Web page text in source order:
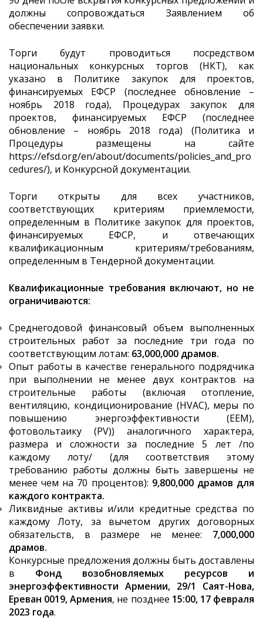
должны сопровождаться Заявлением об
обеспечении заявки.
Торги будут проводиться посредством
национальных конкурсных торгов (НКТ), как
указано в Политике закупок для проектов,
финансируемых ЕФСР (последнее обновление –
ноябрь 2018 года), Процедурах закупок для
проектов, финансируемых ЕФСР (последнее
обновление – ноябрь 2018 года) (Политика и
Процедуры размещены на сайте
https://efsd.org/en/about/documents/policies_and_pro
cedures/), и Конкурсной документации.
Торги открыты для всех участников,
соответствующих критериям приемлемости,
определенным в Политике закупок для проектов,
финансируемых ЕФСР, и отвечающих
квалификационным критериям/требованиям,
определенным в Тендерной документации.
Квалификационные требования включают, но не
ограничиваются:
Среднегодовой финансовый объем выполненных
строительных работ за последние три года по
соответствующим лотам: 63,000,000 драмов.
Опыт работы в качестве генерального подрядчика
при выполнении не менее двух контрактов на
строительные работы (включая отопление,
вентиляцию, кондиционирование (HVAC), меры по
повышению энергоэффективности (EEM),
фотовольтаику (PV)) аналогичного характера,
размера и сложности за последние 5 лет /по
каждому лоту/ (для соответствия этому
требованию работы должны быть завершены не
менее чем на 70 процентов): 9,800,000 драмов для
каждого контракта.
Ликвидные активы и/или кредитные средства по
каждому Лоту, за вычетом других договорных
обязательств, в размере не менее: 7,000,000
драмов.
Конкурсные предложения должны быть доставлены
в Фонд возобновляемых ресурсов и
энергоэффективности Армении, 29/1 Саят-Нова,
Ереван 0019, Армения, не позднее 15:00, 17февраля
2023 года.